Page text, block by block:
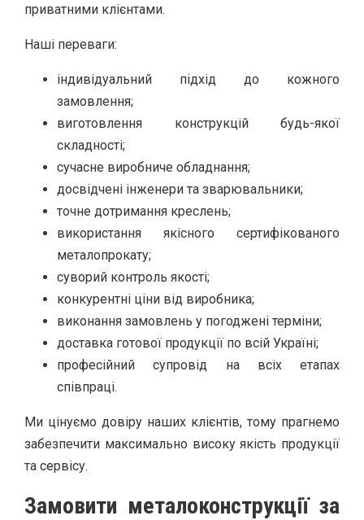
приватними клієнтами.
Наші переваги:
індивідуальний підхід до кожного
замовлення;
виготовлення конструкцій будь-якої
складності;
сучасне виробниче обладнання;
досвідчені інженери та зварювальники;
точне дотримання креслень;
використання якісного сертифікованого
металопрокату;
суворий контроль якості;
конкурентні ціни від виробника;
виконання замовлень у погоджені терміни;
доставка готової продукції по всій Україні;
професійний супровід на всіх етапах
співпраці.
Ми цінуємо довіру наших клієнтів, тому прагнемо
забезпечити максимально високу якість продукції
та сервісу.
Замовити металоконструкції за